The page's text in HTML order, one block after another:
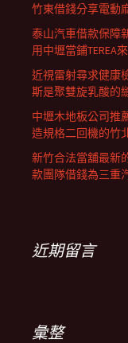
竹東借錢分享電動
泰山汽車借款保障
用中壢當鋪TEREA
近視雷射尋求健康
斯是聚雙旋乳酸的
中壢木地板公司推
造規格二回機的竹
新竹合法當舖最新
款團隊借錢為三重
近期留言
彙整